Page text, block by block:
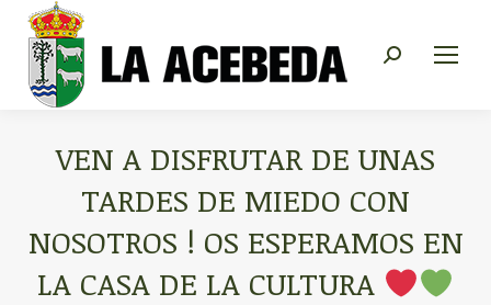
Buscar:
VEN A DISFRUTAR DE UNAS
TARDES DE MIEDO CON
NOSOTROS ! OS ESPERAMOS EN
LA CASA DE LA CULTURA